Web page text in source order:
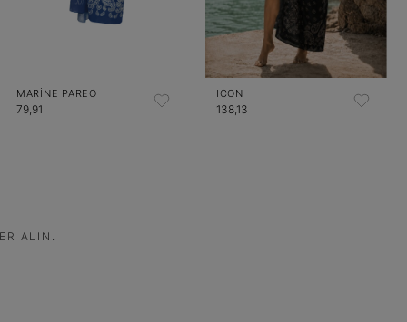
MARINE PAREO
79,91
ICON
138,13
ALIN.